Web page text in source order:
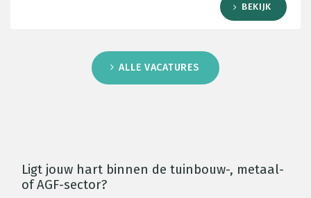
BEKIJK
ALLE VACATURES
Ligt jouw hart binnen de tuinbouw-, metaal-
of AGF-sector?